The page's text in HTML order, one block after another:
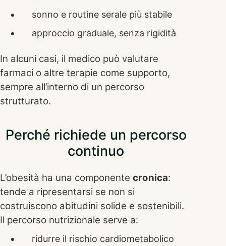
sonno e routine serale più stabile
approccio graduale, senza rigidità
In alcuni casi, il medico può valutare
farmaci o altre terapie come supporto,
sempre all’interno di un percorso
strutturato.
Perché richiede un percorso
continuo
L’obesità ha una componente cronica:
tende a ripresentarsi se non si
costruiscono abitudini solide e sostenibili.
Il percorso nutrizionale serve a:
ridurre il rischio cardiometabolico